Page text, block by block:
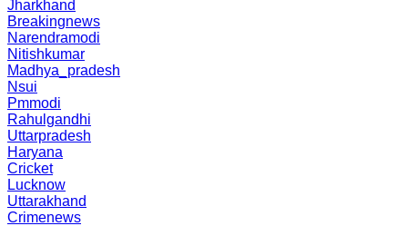
Jharkhand
Breakingnews
Narendramodi
Nitishkumar
Madhya_pradesh
Nsui
Pmmodi
Rahulgandhi
Uttarpradesh
Haryana
Cricket
Lucknow
Uttarakhand
Crimenews